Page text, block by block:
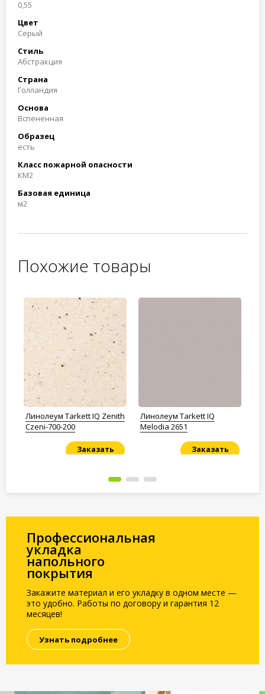
0,55
Цвет
Серый
Стиль
Абстракция
Страна
Голландия
Основа
Вспененная
Образец
есть
Класс пожарной опасности
КМ2
Базовая единица
м2
Похожие товары
Линолеум Tarkett IQ Zenith
Czeni-700-200
Заказать
Линолеум Tarkett IQ
Melodia 2651
Заказать
Профессиональная
укладка
напольного
покрытия
Закажите материал и его укладку в одном месте —
это удобно. Работы по договору и гарантия 12
месяцев!
Узнать подробнее